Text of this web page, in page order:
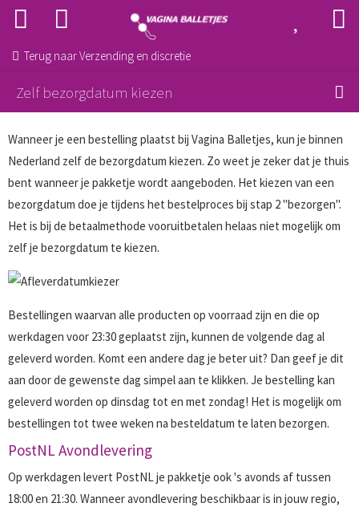
Terug naarVerzending en discretie
Zelf bezorgdatum kiezen
Wanneer je een bestelling plaatst bij Vagina Balletjes, kun je binnen
Nederland zelf de bezorgdatum kiezen. Zo weet je zeker dat je thuis
bent wanneer je pakketje wordt aangeboden. Het kiezen van een
bezorgdatum doe je tijdens het bestelproces bij stap 2 "bezorgen".
Het is bij de betaalmethode vooruitbetalen helaas niet mogelijk om
zelf je bezorgdatum te kiezen.
Bestellingen waarvan alle producten op voorraad zijn en die op
werkdagen voor 23:30 geplaatst zijn, kunnen de volgende dag al
geleverd worden. Komt een andere dag je beter uit? Dan geef je dit
aan door de gewenste dag simpel aan te klikken. Je bestelling kan
geleverd worden op dinsdag tot en met zondag! Het is mogelijk om
bestellingen tot twee weken na besteldatum te laten bezorgen.
PostNL Avondlevering
Op werkdagen levert PostNL je pakketje ook 's avonds af tussen
18:00 en 21:30. Wanneer avondlevering beschikbaar is in jouw regio,